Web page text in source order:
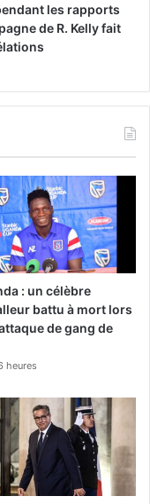
les rapports
de R. Kelly fait
: un célèbre
battu à mort lors
de gang de
heures